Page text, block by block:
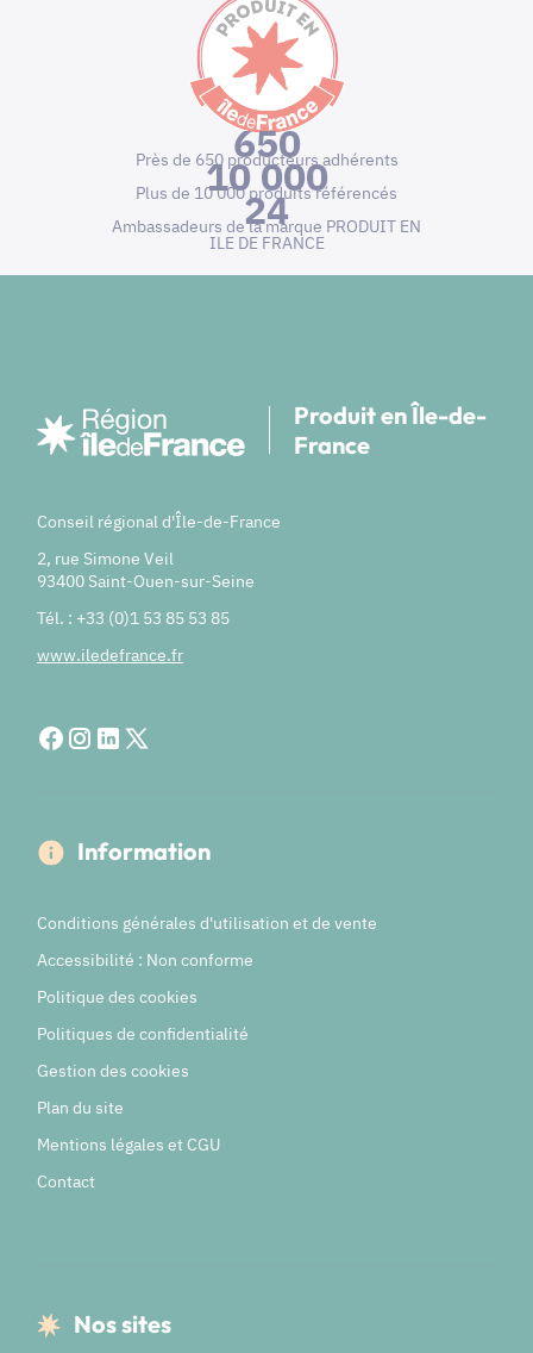
650
Près de 650 producteurs adhérents
10 000
Plus de 10 000 produits référencés
24
Ambassadeurs de la marque PRODUIT EN
ILE DE FRANCE
Produit en Île-de-
France
Conseil régional d'Île-de-France
2, rue Simone Veil
93400 Saint-Ouen-sur-Seine
Tél. : +33 (0)1 53 85 53 85
www.iledefrance.fr
Information
Conditions générales d'utilisation et de vente
Accessibilité : Non conforme
Politique des cookies
Politiques de confidentialité
Gestion des cookies
Plan du site
Mentions légales et CGU
Contact
Nos sites